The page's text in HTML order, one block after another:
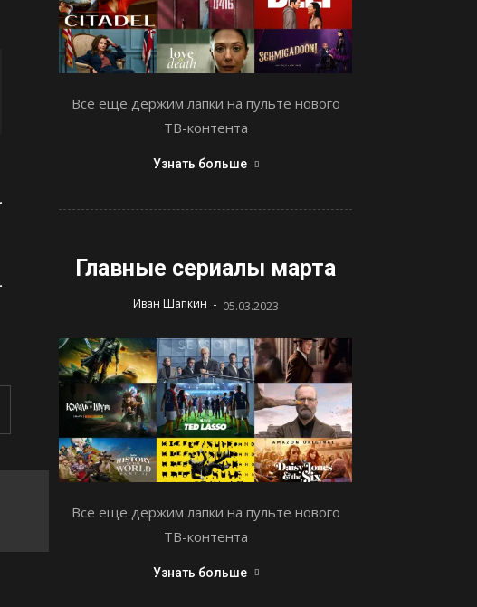
Все еще держим лапки на пульте нового
ТВ-контента
Узнать больше
Главные сериалы марта
Иван Шапкин - 05.03.2023
Все еще держим лапки на пульте нового
ТВ-контента
Узнать больше